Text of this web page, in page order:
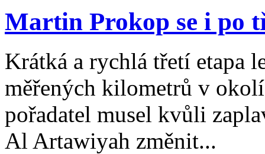
Martin Prokop se i po
Krátká a rychlá třetí etapa
měřených kilometrů v
pořadatel musel kvůli
Al Artawiyah změnit...